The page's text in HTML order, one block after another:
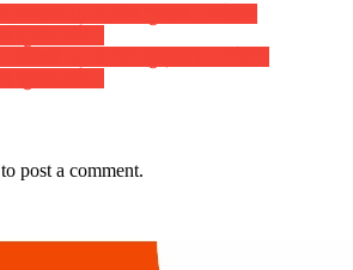
to post a comment.